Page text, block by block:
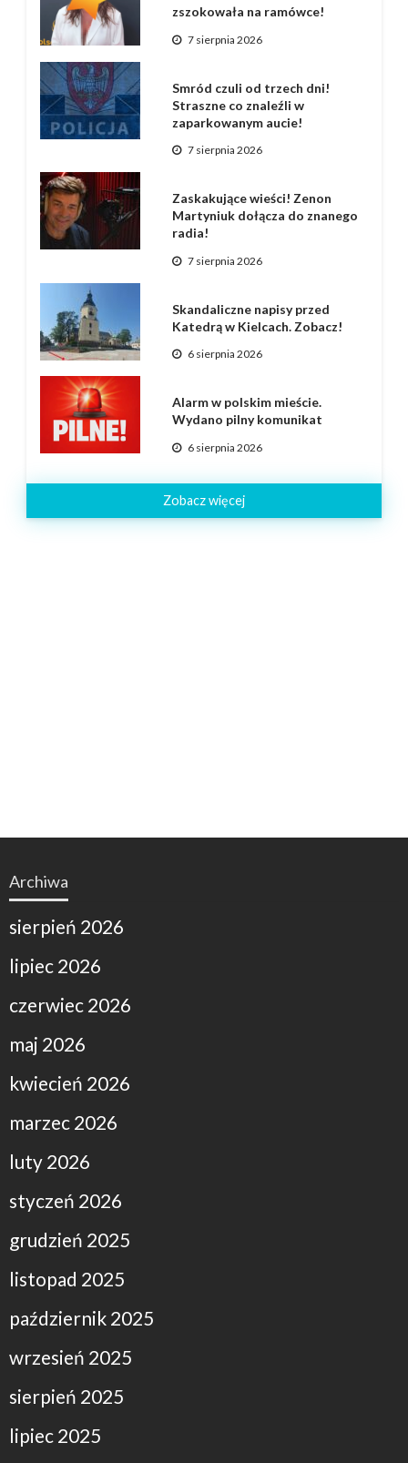
zszokowała na ramówce!
7 sierpnia 2026
Smród czuli od trzech dni!
Straszne co znaleźli w
zaparkowanym aucie!
7 sierpnia 2026
Zaskakujące wieści! Zenon
Martyniuk dołącza do znanego
radia!
7 sierpnia 2026
Skandaliczne napisy przed
Katedrą w Kielcach. Zobacz!
6 sierpnia 2026
Alarm w polskim mieście.
Wydano pilny komunikat
6 sierpnia 2026
Zobacz więcej
Archiwa
sierpień 2026
lipiec 2026
czerwiec 2026
maj 2026
kwiecień 2026
marzec 2026
luty 2026
styczeń 2026
grudzień 2025
listopad 2025
październik 2025
wrzesień 2025
sierpień 2025
lipiec 2025